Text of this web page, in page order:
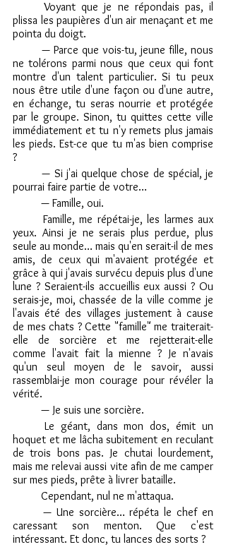
	Voyant que je ne répondais pas, il
plissa les paupières d'un air menaçant et me
pointa du doigt.
ne tolérons parmi nous que ceux qui font
montre d'un talent particulier. Si tu peux
nous être utile d'une façon ou d'une autre,
en échange, tu seras nourrie et protégée
par le groupe. Sinon, tu quittes cette ville
immédiatement et tu n'y remets plus jamais
les pieds. Est-ce que tu m'as bien comprise
?
	— Si j'ai quelque chose de spécial, je
pourrai faire partie de votre…
	— Famille, oui.
yeux. Ainsi je ne serais plus perdue, plus
seule au monde… mais qu'en serait-il de mes
amis, de ceux qui m'avaient protégée et
grâce à qui j'avais survécu depuis plus d'une
lune ? Seraient-ils accueillis eux aussi ? Ou
serais-je, moi, chassée de la ville comme je
l'avais été des villages justement à cause
de mes chats ? Cette "famille" me traiterait-
elle de sorcière et me rejetterait-elle
comme l'avait fait la mienne ? Je n'avais
qu'un seul moyen de le savoir, aussi
rassemblai-je mon courage pour révéler la
vérité.
	— Je suis une sorcière.
hoquet et me lâcha subitement en reculant
de trois bons pas. Je chutai lourdement,
mais me relevai aussi vite afin de me camper
sur mes pieds, prête à livrer bataille.
	Cependant, nul ne m'attaqua.
caressant son menton. Que c'est
intéressant. Et donc, tu lances des sorts ?